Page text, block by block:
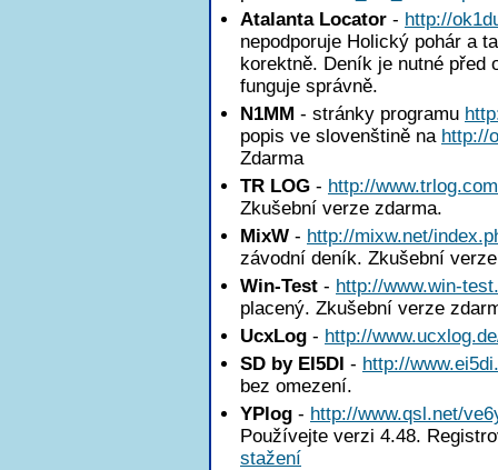
Atalanta Locator - http://
nepodporuje Holický pohár a
korektně. Deník je nutné před
funguje správně.
N1MM - stránky programu
popis ve slovenštině na http://
Zdarma
TR LOG - http://
Zkušební verze zdarma.
MixW - http://mixw.net/
závodní deník. Zkušební
Win-Test - http://www.win-
placený. Zkušební verze
UcxLog - http://
SD by EI5DI - http://
bez omezení.
YPlog - http://www.qsl.net/
Používejte verzi 4.48.
stažení